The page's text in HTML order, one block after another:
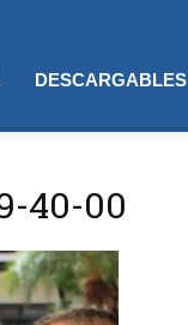
DESCARGABLES
40-00